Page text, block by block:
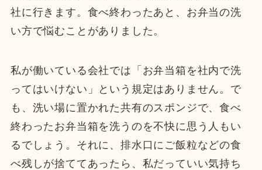
社に行きます。食べ終わったあと、お弁当の洗
い方で悩むことがありました。
私が働いている会社では「お弁当箱を社内で洗
ってはいけない」という規定はありません。で
も、洗い場に置かれた共有のスポンジで、食べ
終わったお弁当箱を洗うのを不快に思う人もい
るでしょう。それに、排水口にご飯粒などの食
べ残しが捨ててあったら、私だっていい気持ち